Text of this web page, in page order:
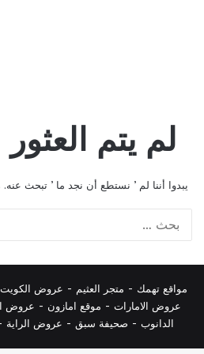
لم يتم
يبدوا أننا لم ’ نستطع أن نجد ما ’ تبحث
مواقع تهمك - متجر العثيم - عروض الكويت
عروض الامارات - موقع امازون - عروض
الدانوب - صحيفة سبق - عروض الراية